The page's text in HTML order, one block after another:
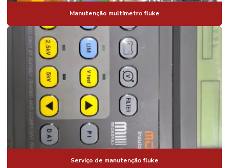
Manutenção multímetro fluke
Serviço de manutenção fluke